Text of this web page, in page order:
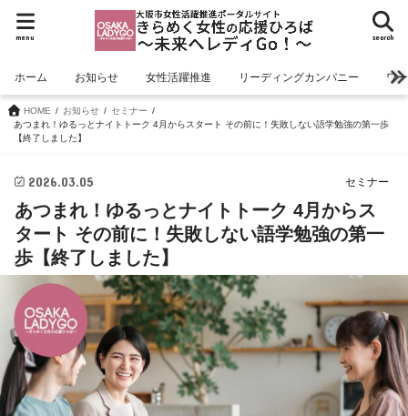
search
menu
ホーム お知らせ 女性活躍推進 リーディングカンパニー ワ
HOME お知らせ
セミナー
あつまれ！ゆるっとナイトトーク 4月からスタート その前に！失敗しない語学勉強の第一歩
【終了しました】
セミナー
2026.03.05
あつまれ！ゆるっとナイトトーク 4月からス
タート その前に！失敗しない語学勉強の第一
歩【終了しました】